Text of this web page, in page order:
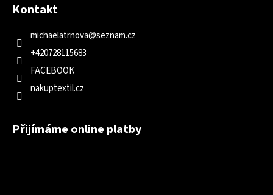
Kontakt
michaelatrnova@seznam.cz
+420728115683
FACEBOOK
nakuptextil.cz
Přijímáme online platby